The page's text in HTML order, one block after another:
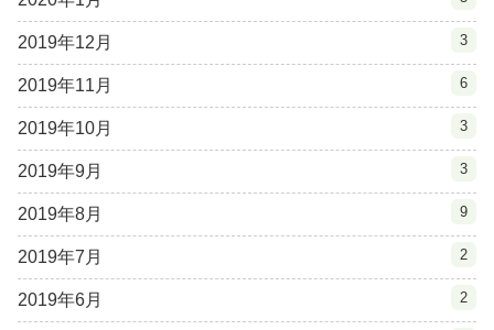
2019年12月 3
2019年11月 6
2019年10月 3
2019年9月 3
2019年8月 9
2019年7月 2
2019年6月 2